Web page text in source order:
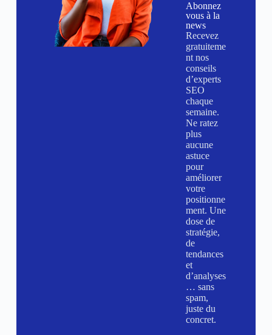
Abonnez
vous à la
news
Recevez
gratuiteme
nt nos
conseils
d’experts
SEO
chaque
semaine.
Ne ratez
plus
aucune
astuce
pour
améliorer
votre
positionne
ment. Une
dose de
stratégie,
de
tendances
et
d’analyses
… sans
spam,
juste du
concret.